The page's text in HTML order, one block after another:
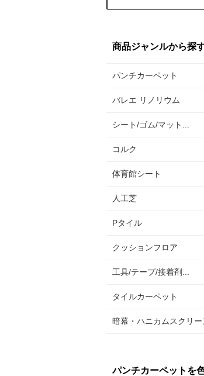
商品ジャンルから探
パンチカーペット
バレエ リノリウム
シート/ゴム/マット...
コルク
体育館シート
人工芝
Pタイル
クッションフロア
工具/テープ/接着剤...
タイルカーペット
暗幕・ハニカムスクリー
パンチカーペットを